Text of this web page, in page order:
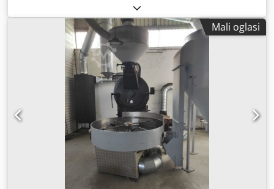
Contessa 1002 s termo bocama od 2 litre / izolacijske boce
s mehanizmom za izlijevanje 1400 Wata Chodpfxjyvp S Ue
Aptja U originalnom pakiranju, srebrne boje 2 kom
izolacijske boce po 2 L S košarastim filtrom – neotvorena
kutija filtera (1000 kom) uključena Izvadivi držač filtera
Automatsko isključivanje Aparat skuha cca 2 litre kave za
otprilike 8 minuta, odnosno 16 šalica Za sve tehničke
podatke zadržavamo pravo na greške u pisanju ili
pogreške. Prodaja isključivo u zemljama EU.
Mali oglasi